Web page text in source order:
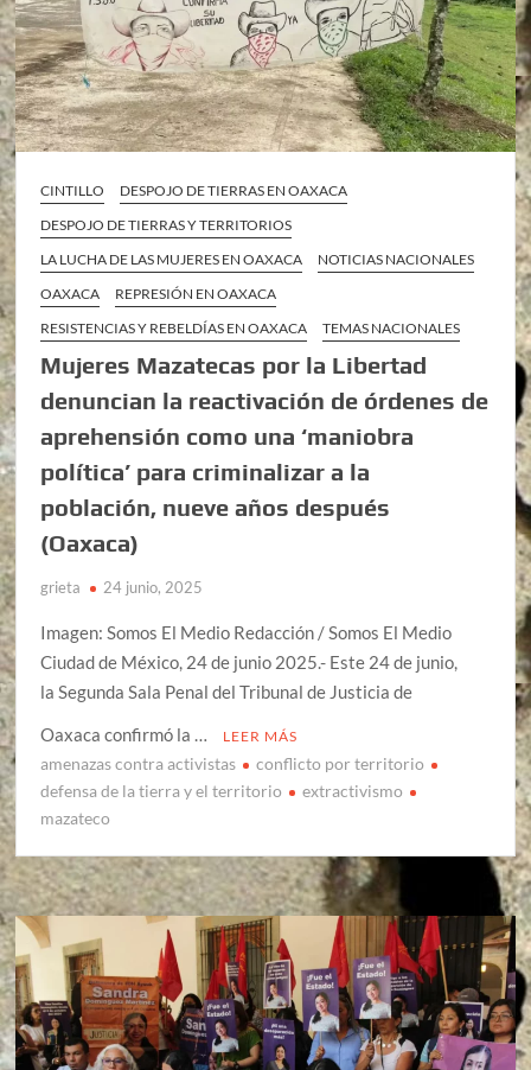
CINTILLO
DESPOJO DE TIERRAS EN OAXACA
DESPOJO DE TIERRAS Y TERRITORIOS
LA LUCHA DE LAS MUJERES EN OAXACA
NOTICIAS NACIONALES
OAXACA
REPRESIÓN EN OAXACA
RESISTENCIAS Y REBELDÍAS EN OAXACA
TEMAS NACIONALES
Mujeres Mazatecas por la Libertad
denuncian la reactivación de órdenes de
aprehensión como una ‘maniobra
política’ para criminalizar a la
población, nueve años después
(Oaxaca)
grieta 24 junio, 2025
Imagen: Somos El Medio Redacción / Somos El Medio
Ciudad de México, 24 de junio 2025.- Este 24 de junio,
la Segunda Sala Penal del Tribunal de Justicia de
Oaxaca confirmó la …
LEER MÁS
amenazas contra activistas
conflicto por territorio
defensa de la tierra y el territorio
extractivismo
mazateco